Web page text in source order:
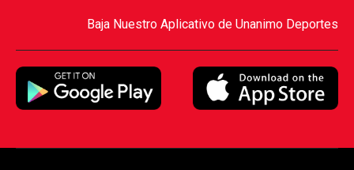
Baja Nuestro Aplicativo de Unanimo Deportes